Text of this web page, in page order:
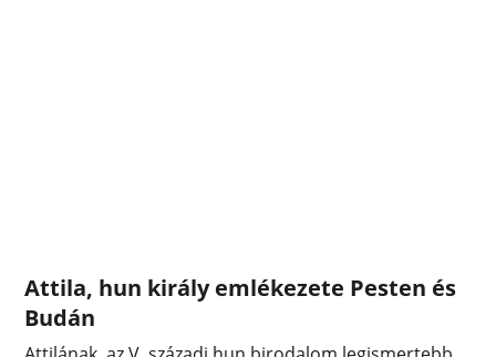
Attila, hun király emlékezete Pesten és
Budán